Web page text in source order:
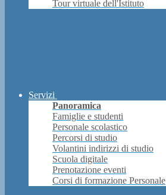
Tour virtuale dell'Istituto
Servizi
Panoramica
Famiglie e studenti
Personale scolastico
Percorsi di studio
Volantini indirizzi di studio
Scuola digitale
Prenotazione eventi
Corsi di formazione Personale